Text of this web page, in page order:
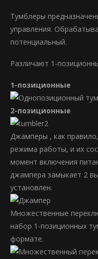
Тумблеры
управления.
потенциальный.
Различают 1-
1-позиционные
2-позиционные
Джамперы , как
режима работы, и их
момент включения
джампера замыкает 2
установлен.
Множественные
набор 1-позиционных
формате.